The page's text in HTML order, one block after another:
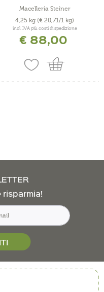
Macelleria Steiner
4,25 kg (€ 20,71/1 kg)
incl. IVA più costi di spedizione
€ 88,00